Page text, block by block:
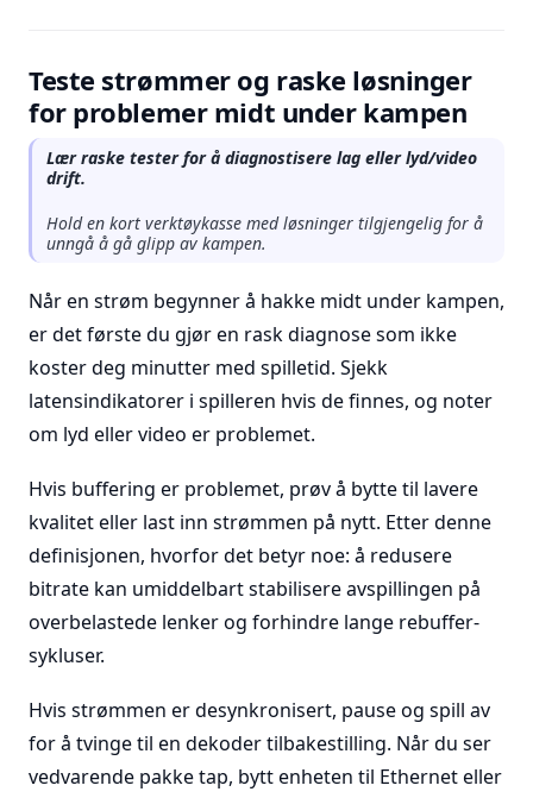
Teste strømmer og raske løsninger
for problemer midt under kampen
Lær raske tester for å diagnostisere lag eller lyd/video
drift.
Hold en kort verktøykasse med løsninger tilgjengelig for å
unngå å gå glipp av kampen.
Når en strøm begynner å hakke midt under kampen,
er det første du gjør en rask diagnose som ikke
koster deg minutter med spilletid. Sjekk
latensindikatorer i spilleren hvis de finnes, og noter
om lyd eller video er problemet.
Hvis buffering er problemet, prøv å bytte til lavere
kvalitet eller last inn strømmen på nytt. Etter denne
definisjonen, hvorfor det betyr noe: å redusere
bitrate kan umiddelbart stabilisere avspillingen på
overbelastede lenker og forhindre lange rebuffer-
sykluser.
Hvis strømmen er desynkronisert, pause og spill av
for å tvinge til en dekoder tilbakestilling. Når du ser
vedvarende pakke tap, bytt enheten til Ethernet eller